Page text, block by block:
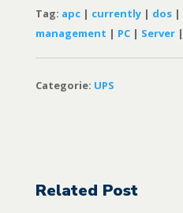
Tag: apc| currently| dos|
management | PC| Server|
Categorie: UPS
Related Post